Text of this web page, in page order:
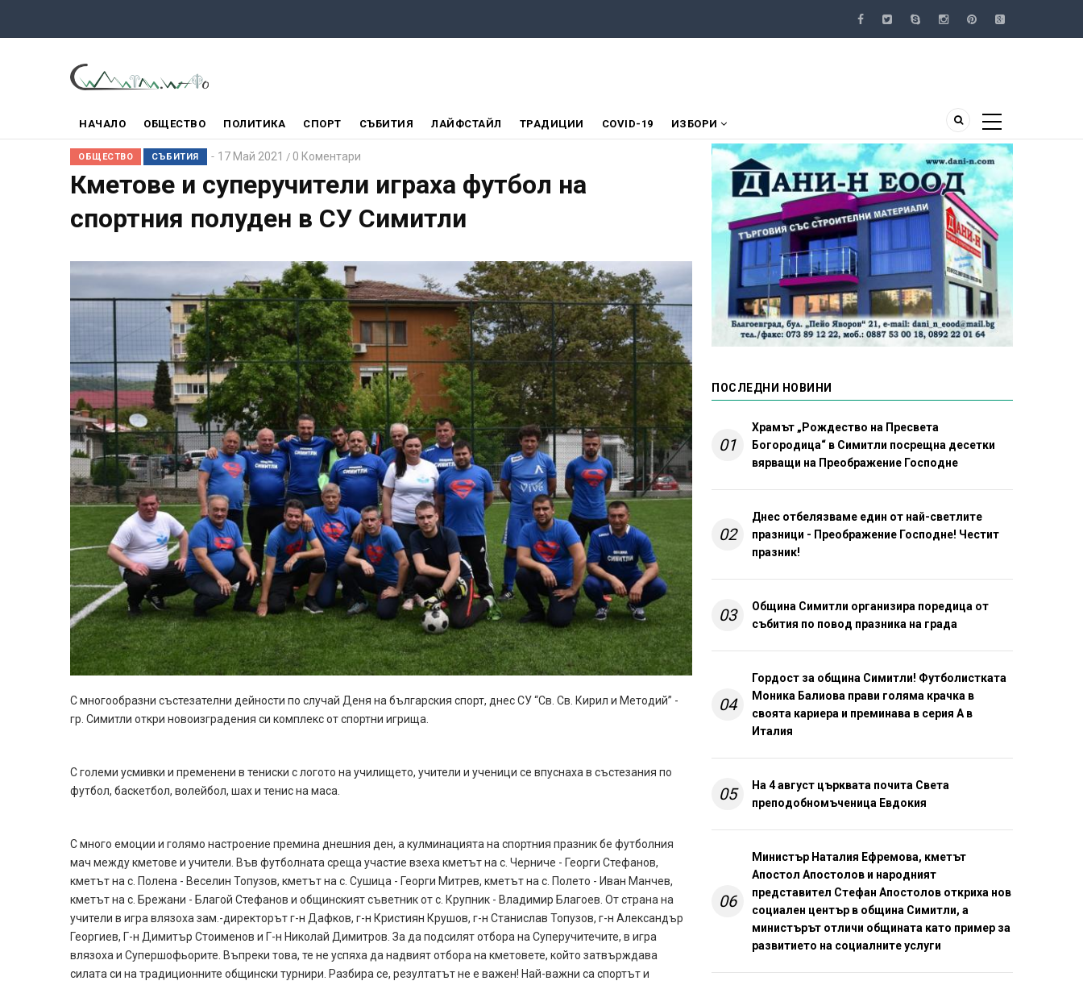
МЕНЮ
НАЧАЛО ОБЩЕСТВО ПОЛИТИКА СПОРТ СЪБИТИЯ ЛАЙФСТАЙЛ ТРАДИЦИИ COVID-19 ИЗБОРИ
ОБЩЕСТВО СЪБИТИЯ 17 Май 2021 / 0 Коментари
Кметове и суперучители играха футбол на
спортния полуден в СУ Симитли
С многообразни състезателни дейности по случай Деня на българския спорт, днес СУ “Св. Св. Кирил и Методий” -
гр. Симитли откри новоизградения си комплекс от спортни игрища.
С големи усмивки и пременени в тениски с логото на училището, учители и ученици се впуснаха в състезания по
футбол, баскетбол, волейбол, шах и тенис на маса.
С много емоции и голямо настроение премина днешния ден, а кулминацията на спортния празник бе футболния
мач между кметове и учители. Във футболната среща участие взеха кметът на с. Черниче - Георги Стефанов,
кметът на с. Полена - Веселин Топузов, кметът на с. Сушица - Георги Митрев, кметът на с. Полето - Иван Манчев,
кметът на с. Брежани - Благой Стефанов и общинският съветник от с. Крупник - Владимир Благоев. От страна на
учители в игра влязоха зам.-директорът г-н Дафков, г-н Кристиян Крушов, г-н Станислав Топузов, г-н Александър
Георгиев, Г-н Димитър Стоименов и Г-н Николай Димитров. За да подсилят отбора на Суперучитечите, в игра
влязоха и Супершофьорите. Въпреки това, те не успяха да надвият отбора на кметовете, който затвърждава
силата си на традиционните общински турнири. Разбира се, резултатът не е важен! Най-важни са спортът и
ПОСЛЕДНИ НОВИНИ
01
Храмът „Рождество на Пресвета
Богородица“ в Симитли посрещна десетки
вярващи на Преображение Господне
02
Днес отбелязваме един от най-светлите
празници - Преображение Господне! Честит
празник!
03
Община Симитли организира поредица от
събития по повод празника на града
04
Гордост за община Симитли! Футболистката
Моника Балиова прави голяма крачка в
своята кариера и преминава в серия А в
Италия
05
На 4 август църквата почита Света
преподобномъченица Евдокия
06
Министър Наталия Ефремова, кметът
Апостол Апостолов и народният
представител Стефан Апостолов откриха нов
социален център в община Симитли, а
министърът отличи общината като пример за
развитието на социалните услуги